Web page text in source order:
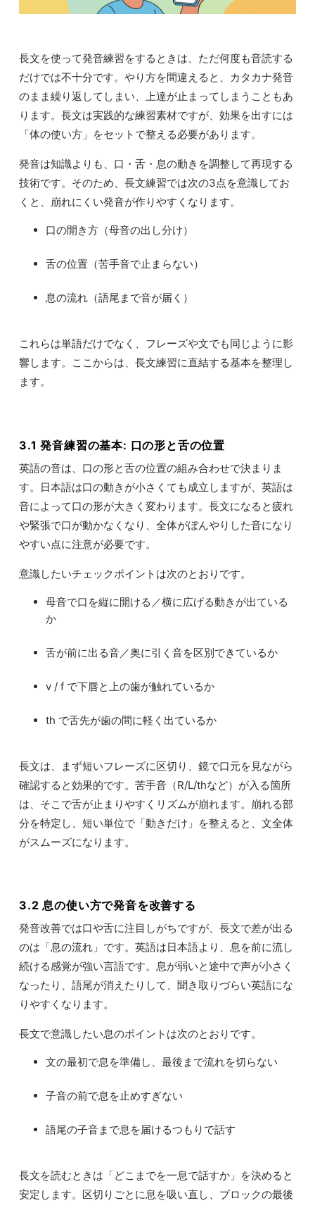
長文を使って発音練習をするときは、ただ何度も音読する
だけでは不十分です。やり方を間違えると、カタカナ発音
のまま繰り返してしまい、上達が止まってしまうこともあ
ります。長文は実践的な練習素材ですが、効果を出すには
「体の使い方」をセットで整える必要があります。
発音は知識よりも、口・舌・息の動きを調整して再現する
技術です。そのため、長文練習では次の3点を意識してお
くと、崩れにくい発音が作りやすくなります。
口の開き方（母音の出し分け）
舌の位置（苦手音で止まらない）
息の流れ（語尾まで音が届く）
これらは単語だけでなく、フレーズや文でも同じように影
響します。ここからは、長文練習に直結する基本を整理し
ます。
3.1 発音練習の基本: 口の形と舌の位置
英語の音は、口の形と舌の位置の組み合わせで決まりま
す。日本語は口の動きが小さくても成立しますが、英語は
音によって口の形が大きく変わります。長文になると疲れ
や緊張で口が動かなくなり、全体がぼんやりした音になり
やすい点に注意が必要です。
意識したいチェックポイントは次のとおりです。
母音で口を縦に開ける／横に広げる動きが出ている
か
舌が前に出る音／奥に引く音を区別できているか
v / f で下唇と上の歯が触れているか
th で舌先が歯の間に軽く出ているか
長文は、まず短いフレーズに区切り、鏡で口元を見ながら
確認すると効果的です。苦手音（R/L/thなど）が入る箇所
は、そこで舌が止まりやすくリズムが崩れます。崩れる部
分を特定し、短い単位で「動きだけ」を整えると、文全体
がスムーズになります。
3.2 息の使い方で発音を改善する
発音改善では口や舌に注目しがちですが、長文で差が出る
のは「息の流れ」です。英語は日本語より、息を前に流し
続ける感覚が強い言語です。息が弱いと途中で声が小さく
なったり、語尾が消えたりして、聞き取りづらい英語にな
りやすくなります。
長文で意識したい息のポイントは次のとおりです。
文の最初で息を準備し、最後まで流れを切らない
子音の前で息を止めすぎない
語尾の子音まで息を届けるつもりで話す
長文を読むときは「どこまでを一息で話すか」を決めると
安定します。区切りごとに息を吸い直し、ブロックの最後